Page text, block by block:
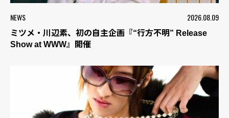
NEWS 2026.08.09
ミツメ・川辺素、初の自主企画『“行方不明” Release
Show at WWW』開催